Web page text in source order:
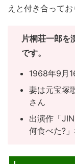
えと付き合ってお
片桐荘一郎を
です。
1968年9月
妻は元宝塚
さん
出演作「
何食べた?